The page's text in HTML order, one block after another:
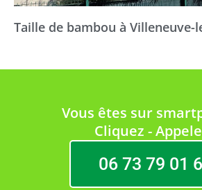
Taille de bambou à Villeneuve-
Vous êtes sur
Cliquez -
06 73 79 01